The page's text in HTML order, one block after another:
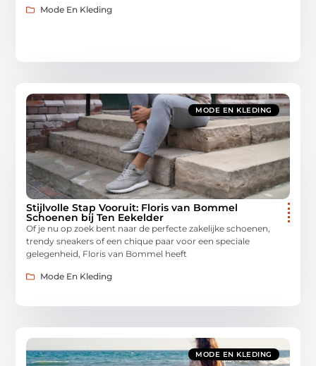
Mode En Kleding
MODE EN KLEDING
Stijlvolle Stap Vooruit: Floris van Bommel
Schoenen bij Ten Eekelder
Of je nu op zoek bent naar de perfecte zakelijke schoenen,
trendy sneakers of een chique paar voor een speciale
gelegenheid, Floris van Bommel heeft
Mode En Kleding
MODE EN KLEDING